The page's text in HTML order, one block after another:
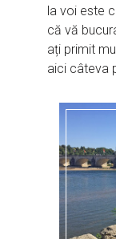
la voi este
că vă
ați primit
aici câteva